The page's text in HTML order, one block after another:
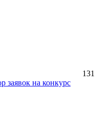
131
заявок на конкурс